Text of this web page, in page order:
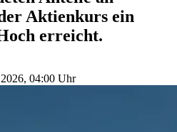
Aktienkurs ein
erreicht.
04:00 Uhr